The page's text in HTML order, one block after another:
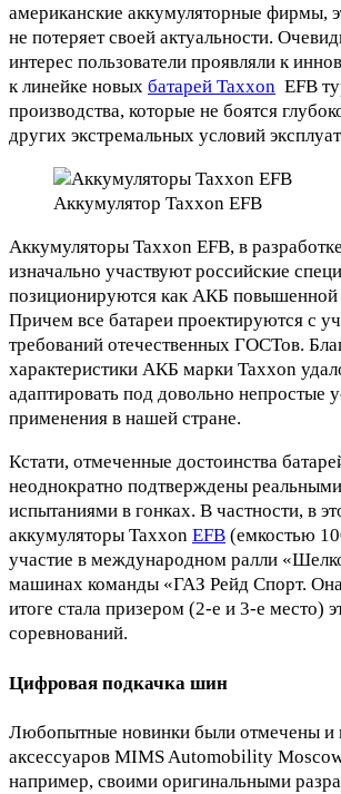
американские аккумуляторные фирмы,
не потеряет своей актуальности.
интерес пользователи проявляли к
к линейке новых батарей Taxxon EFB
производства, которые не боятся
других экстремальных условий
Аккумулятор Taxxon EFB
Аккумуляторы Taxxon EFB, в
изначально участвуют российские
позиционируются как АКБ повышенной
Причем все батареи проектируются с
требований отечественных ГОСТов.
характеристики АКБ марки Taxxon
адаптировать под довольно непростые
применения в нашей стране.
Кстати, отмеченные достоинства
неоднократно подтверждены
испытаниями в гонках. В частности, в
аккумуляторы Taxxon EFB (емкостью
участие в международном ралли
машинах команды «ГАЗ Рейд Спорт.
итоге стала призером (2-е и 3-е место)
соревнований.
Цифровая подкачка шин
Любопытные новинки были отмечены и
аксессуаров MIMS Automobility
например, своими оригинальными